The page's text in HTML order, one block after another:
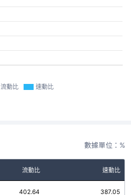
流動比 速動比
數據單位：%
流動比 速動比
402.64 387.05